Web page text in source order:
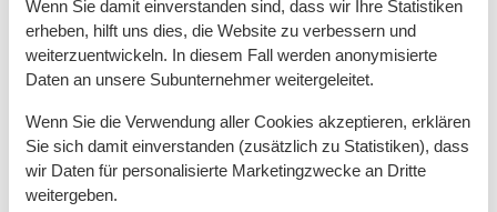
Nichtraucher
WLAN
Allgemein
Haustiere/Hund verboten
Heizung
Verdunkelungsmöglichkeiten
Wenn Sie damit einverstanden sind, dass wir Ihre Statistiken
erheben, hilft uns dies, die Website zu verbessern und
weiterzuentwickeln. In diesem Fall werden anonymisierte
Daten an unsere Subunternehmer weitergeleitet.
Wenn Sie die Verwendung aller Cookies akzeptieren, erklären
Sie sich damit einverstanden (zusätzlich zu Statistiken), dass
wir Daten für personalisierte Marketingzwecke an Dritte
weitergeben.